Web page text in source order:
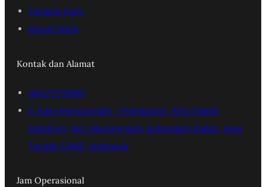
Tentang Kami
Recent Work
Kontak dan Alamat
082277770900
Jl. Raya Manisrenggo – Prambanan, Area Sawah,
Solodiran, Kec. Manisrenggo, Kabupaten Klaten, Jawa
Tengah 57485, Indonesia
Jam Operasional